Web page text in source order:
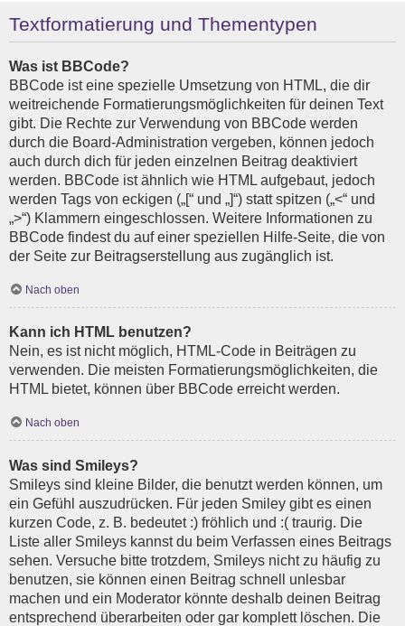
Textformatierung und Thementypen
Was ist BBCode?
BBCode ist eine spezielle Umsetzung von HTML, die dir
weitreichende Formatierungsmöglichkeiten für deinen Text
gibt. Die Rechte zur Verwendung von BBCode werden
durch die Board-Administration vergeben, können jedoch
auch durch dich für jeden einzelnen Beitrag deaktiviert
werden. BBCode ist ähnlich wie HTML aufgebaut, jedoch
werden Tags von eckigen („[“ und „]“) statt spitzen („<“ und
„>“) Klammern eingeschlossen. Weitere Informationen zu
BBCode findest du auf einer speziellen Hilfe-Seite, die von
der Seite zur Beitragserstellung aus zugänglich ist.
Nach oben
Kann ich HTML benutzen?
Nein, es ist nicht möglich, HTML-Code in Beiträgen zu
verwenden. Die meisten Formatierungsmöglichkeiten, die
HTML bietet, können über BBCode erreicht werden.
Nach oben
Was sind Smileys?
Smileys sind kleine Bilder, die benutzt werden können, um
ein Gefühl auszudrücken. Für jeden Smiley gibt es einen
kurzen Code, z. B. bedeutet :) fröhlich und :( traurig. Die
Liste aller Smileys kannst du beim Verfassen eines Beitrags
sehen. Versuche bitte trotzdem, Smileys nicht zu häufig zu
benutzen, sie können einen Beitrag schnell unlesbar
machen und ein Moderator könnte deshalb deinen Beitrag
entsprechend überarbeiten oder gar komplett löschen. Die